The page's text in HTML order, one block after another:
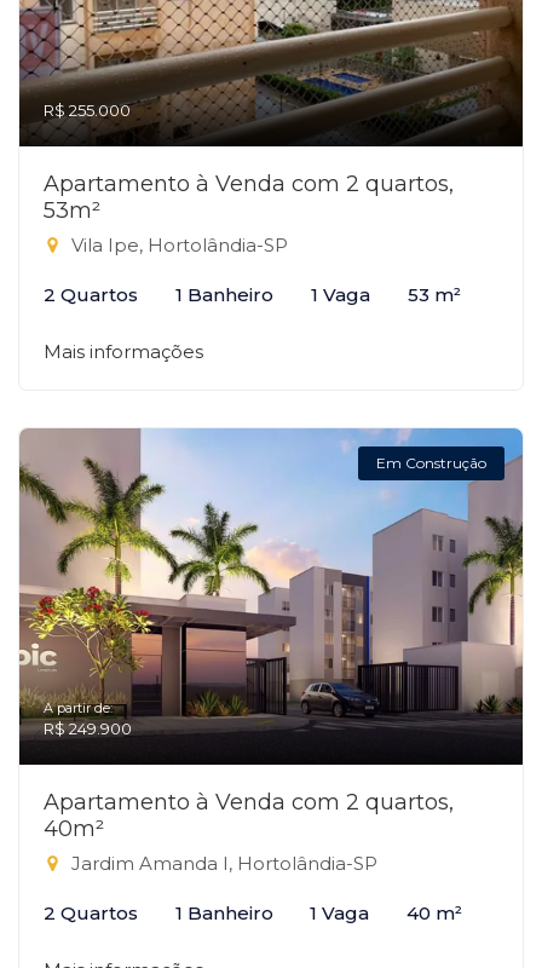
R$ 255.000
Apartamento à Venda com 2 quartos,
53m²
Vila Ipe, Hortolândia-SP
2 Quartos 1 Banheiro 1 Vaga 53 m²
Mais informações
Em Construção
A partir de:
R$ 249.900
Apartamento à Venda com 2 quartos,
40m²
Jardim Amanda I, Hortolândia-SP
2 Quartos 1 Banheiro 1 Vaga 40 m²